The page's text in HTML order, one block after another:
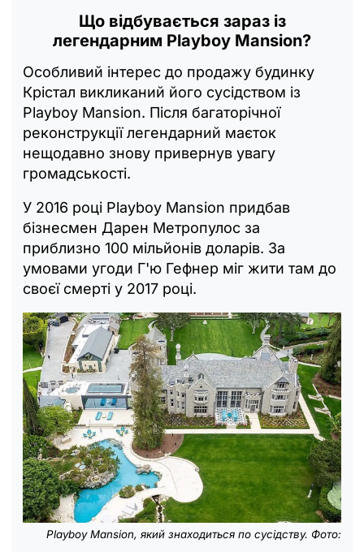
Що відбувається зараз із
легендарним Playboy Mansion?
Особливий інтерес до продажу будинку
Крістал викликаний його сусідством із
Playboy Mansion. Після багаторічної
реконструкції легендарний маєток
нещодавно знову привернув увагу
громадськості.
У 2016 році Playboy Mansion придбав
бізнесмен Дарен Метропулос за
приблизно 100 мільйонів доларів. За
умовами угоди Г'ю Гефнер міг жити там до
своєї смерті у 2017 році.
Playboy Mansion, який знаходиться по сусідству. Фото: